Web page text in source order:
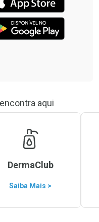
aqui
DermaClub
Saiba Mais >